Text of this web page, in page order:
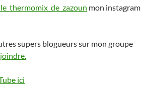
mon instagram
supers blogueurs sur mon groupe
ici